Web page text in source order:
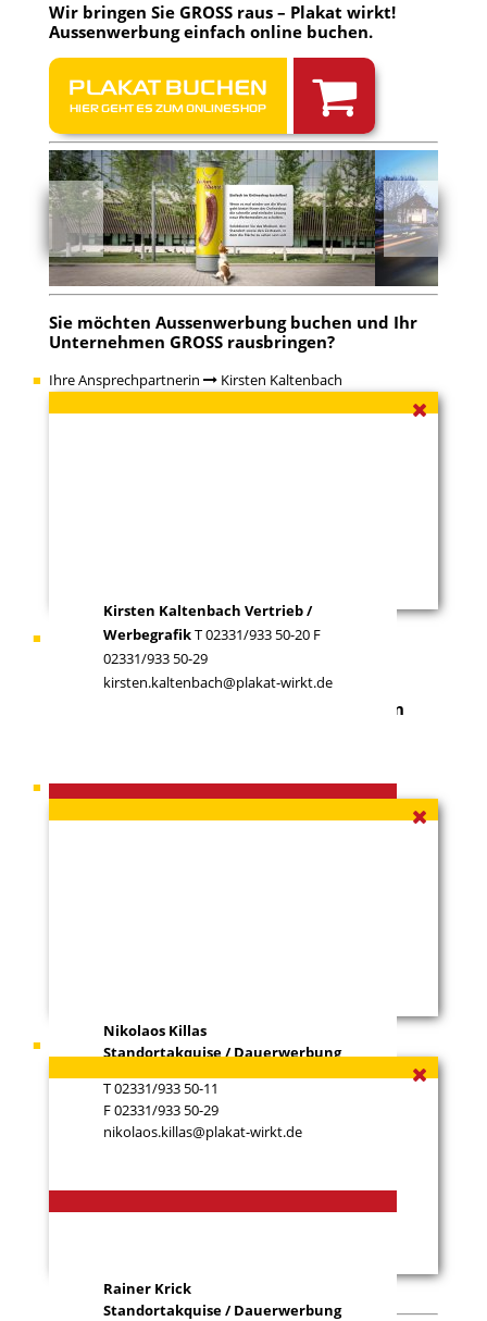
Wir bringen Sie GROSS raus – Plakat wirkt!
Aussenwerbung einfach online buchen.
PLAKAT BUCHEN
HIER GEHT ES ZUM ONLINESHOP
Sie möchten Aussenwerbung buchen und Ihr
Unternehmen GROSS rausbringen?
Ihre Ansprechpartnerin Kirsten Kaltenbach
Kirsten Kaltenbach Vertrieb /
WerbegrafikT 02331/933 50-20 F
02331/933 50-29
kirsten.kaltenbach@plakat-wirkt.de
Ihr Ansprechpartner Gabriel Otto
, an
Ihr Ansprechpartner Nikolaos Killas
Nikolaos Killas
Standortakquise / Dauerwerbung
T 02331/933 50-11
F 02331/933 50-29
nikolaos.killas@plakat-wirkt.de
Ihr Ansprechpartner Rainer Krick
Rainer Krick
Standortakquise / Dauerwerbung